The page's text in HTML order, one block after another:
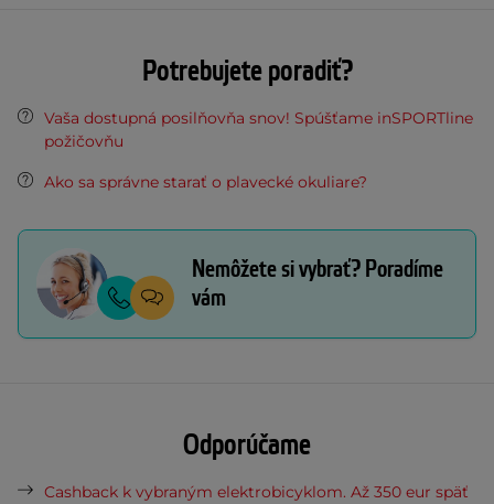
Potrebujete poradiť?
Vaša dostupná posilňovňa snov! Spúšťame inSPORTline
požičovňu
Ako sa správne starať o plavecké okuliare?
Nemôžete si vybrať? Poradíme
vám
Odporúčame
Cashback k vybraným elektrobicyklom. Až 350 eur späť